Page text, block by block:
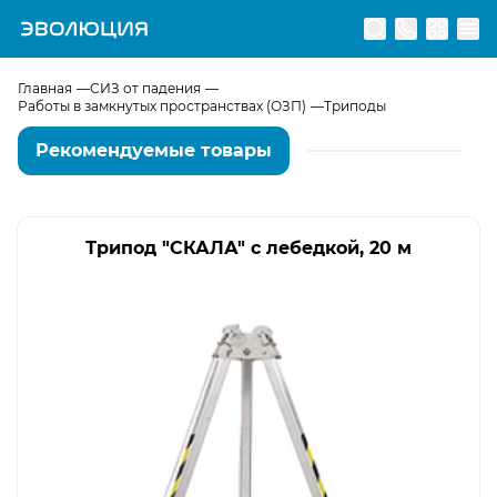
Перейти на главную страницу
Главная
СИЗ от падения
Работы в замкнутых пространствах (ОЗП)
Триподы
Рекомендуемые товары
Трипод "СКАЛА" с лебедкой, 20 м